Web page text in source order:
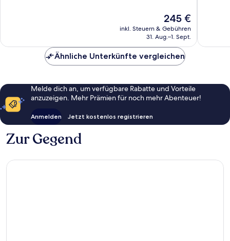
Der
Preis
beträgt
245 €
inkl. Steuern & Gebühren
31. Aug.–1. Sept.
Ähnliche Unterkünfte vergleichen
Melde dich an, um verfügbare Rabatte und Vorteile
anzuzeigen. Mehr Prämien für noch mehr Abenteuer!
Anmelden Jetzt kostenlos registrieren
Zur Gegend